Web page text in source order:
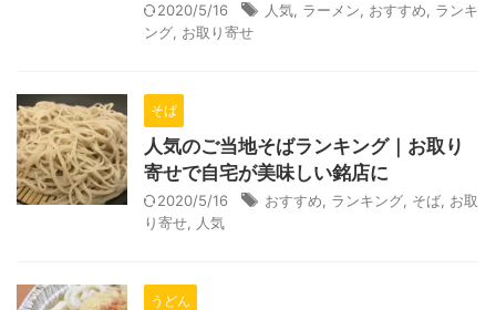
2020/5/16 人気 ラーメン おすすめ
ランキ
ング お取り寄せ
そば
人気のご当地そばランキング｜お取り
寄せで自宅が美味しい銘店に
2020/5/16 おすすめ ランキング そば お取
り寄せ
人気
うどん